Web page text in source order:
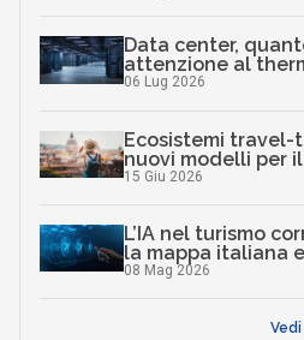
Data center,
attenzione al
06 Lug 2026
Ecosistemi travel-
nuovi modelli per
15 Giu 2026
L’IA nel turismo
la mappa italiana
08 Mag 2026